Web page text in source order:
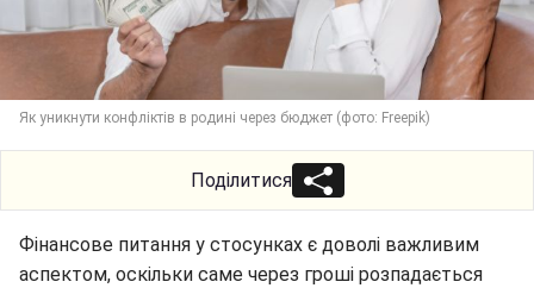
Як уникнути конфліктів в родині через бюджет (фото: Freepik)
Поділитися
Фінансове питання у стосунках є доволі важливим
аспектом, оскільки саме через гроші розпадається